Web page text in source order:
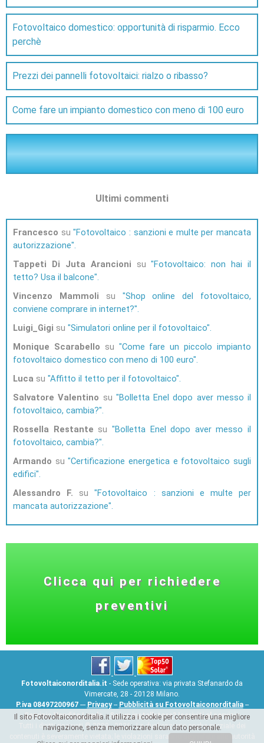
Fotovoltaico domestico: opportunità di risparmio. Ecco
perchè
Prezzi dei pannelli fotovoltaici: rialzo o ribasso?
Come fare un impianto domestico con meno di 100 euro
Ultimi commenti
Francesco su Fotovoltaico : sanzioni e multe per mancata
autorizzazione
Tappeti Di Juta Arancioni su Fotovoltaico: non hai il
tetto? Usa il balcone
Vincenzo Mammoli su
Shop online del fotovoltaico,
conviene comprare in internet?
Luigi_Gigi su Simulatori online per il fotovoltaico
Monique Scarabello su
Come fare un piccolo impianto
fotovoltaico domestico con meno di 100 euro
Luca su Affitto il tetto per il fotovoltaico
Salvatore Valentino su
Bolletta Enel dopo aver messo il
fotovoltaico, cambia?
Rossella Restante su
Bolletta Enel dopo aver messo il
fotovoltaico, cambia?
Armando su Certificazione energetica e fotovoltaico sugli
edifici
Alessandro F. su Fotovoltaico : sanzioni e multe per
mancata autorizzazione
Clicca qui per richiedere
preventivi
Fotovoltaiconorditalia.it - Sede operativa: via privata Stefanardo da
Vimercate, 28 - 20128 Milano.
P.iva 08497200967--- Privacy-- Pubblicità su Fotovoltaiconorditalia--
Servizio Vendita Leads-- Sei un installatore? Iscriviti al servizio
Tutti i diritti riservati © 2009 - 2026 - La duplicazione anche parziale dei
contenuti è severamente vietata; le violazioni saranno segnalate alle autorità
Il sito Fotovoltaiconorditalia.it utilizza i cookie per consentire una migliore
navigazione, senza memorizzare alcun dato personale.